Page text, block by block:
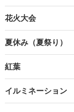
花火大会
夏休み（夏祭り）
紅葉
イルミネーション